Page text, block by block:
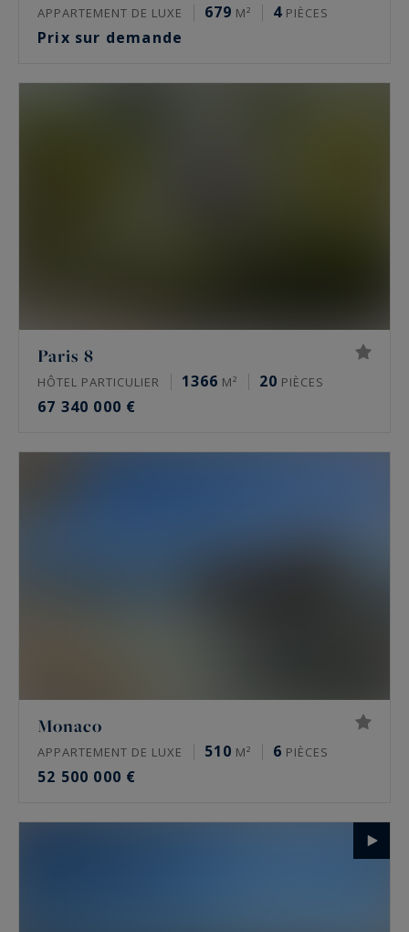
APPARTEMENT DE LUXE 679 M² 4 PIÈCES
Prix sur demande
Paris 8
HÔTEL PARTICULIER 1366 M² 20 PIÈCES
67 340 000 €
Monaco
APPARTEMENT DE LUXE 510 M² 6 PIÈCES
52 500 000 €